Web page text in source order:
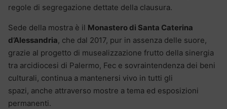
regole di segregazione dettate della clausura.
Sede della mostra è il Monastero di Santa Caterina
d’Alessandria, che dal 2017, pur in assenza delle suore,
grazie al progetto di musealizzazione frutto della sinergia
tra arcidiocesi di Palermo, Fec e sovraintendenza dei beni
culturali, continua a mantenersi vivo in tutti gli
spazi, anche attraverso mostre a tema ed esposizioni
permanenti.